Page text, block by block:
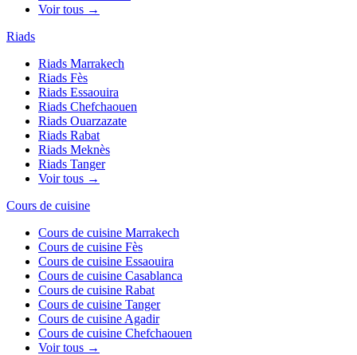
Voir tous →
Riads
Riads Marrakech
Riads Fès
Riads Essaouira
Riads Chefchaouen
Riads Ouarzazate
Riads Rabat
Riads Meknès
Riads Tanger
Voir tous →
Cours de cuisine
Cours de cuisine Marrakech
Cours de cuisine Fès
Cours de cuisine Essaouira
Cours de cuisine Casablanca
Cours de cuisine Rabat
Cours de cuisine Tanger
Cours de cuisine Agadir
Cours de cuisine Chefchaouen
Voir tous →